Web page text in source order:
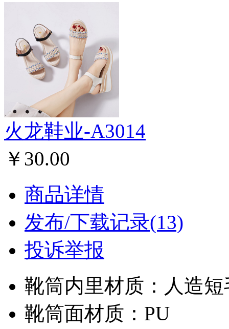
火龙鞋业-A3014
￥30.00
商品详情
发布/下载记录(13)
投诉举报
靴筒内里材质：人造短
靴筒面材质：PU